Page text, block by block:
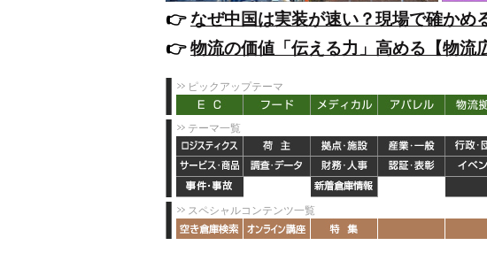
👉️なぜ中国は実装が速い？現場で確かめ
👉️物流の価値「伝える力」高める【物流
ピックアップテーマ
テーマ一覧
スペシャルコンテンツ一覧